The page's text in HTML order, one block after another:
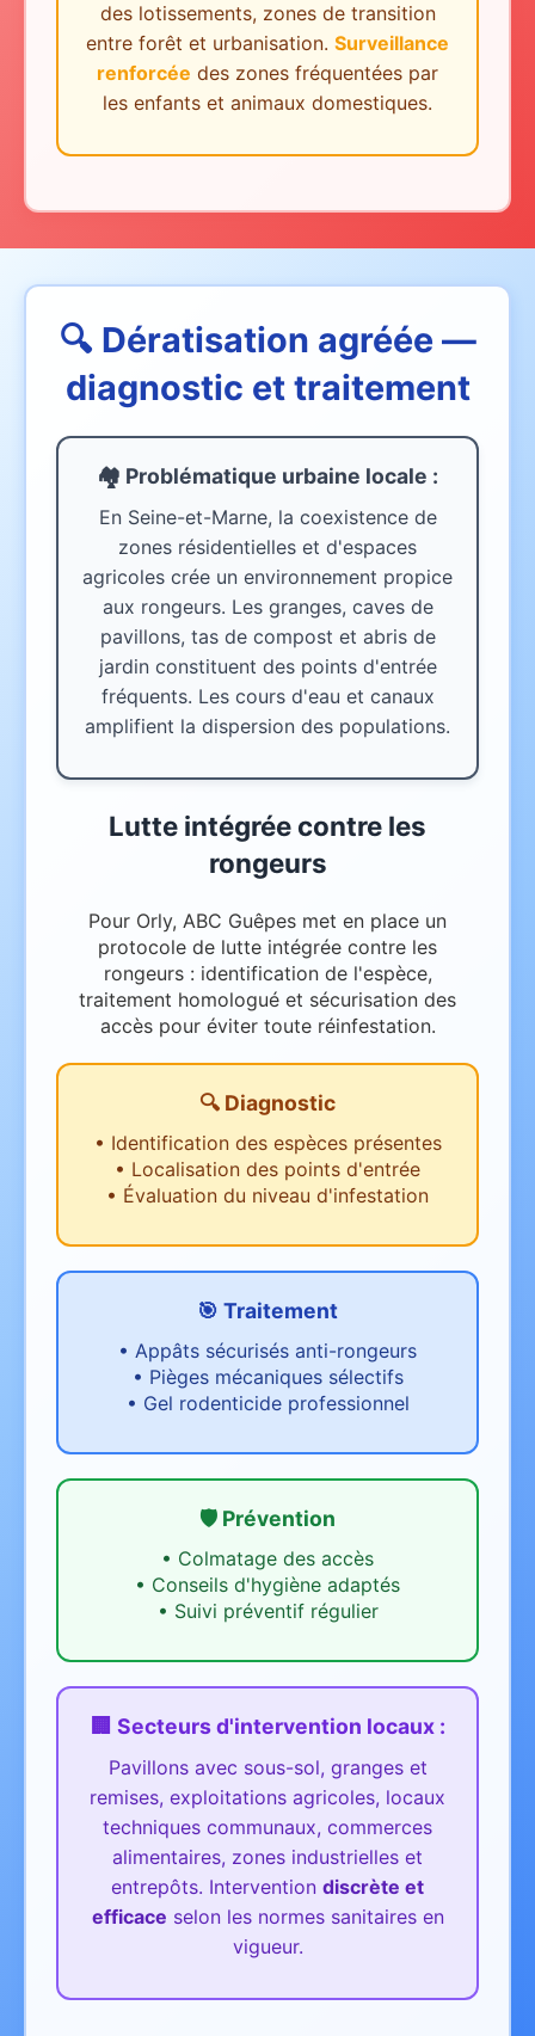
des lotissements, zones de transition
entre forêt et urbanisation. Surveillance
renforcée des zones fréquentées par
les enfants et animaux domestiques.
🔍 Dératisation agréée —
diagnostic et traitement
🏘️ Problématique urbaine locale :
En Seine-et-Marne, la coexistence de
zones résidentielles et d'espaces
agricoles crée un environnement propice
aux rongeurs. Les granges, caves de
pavillons, tas de compost et abris de
jardin constituent des points d'entrée
fréquents. Les cours d'eau et canaux
amplifient la dispersion des populations.
Lutte intégrée contre les
rongeurs
Pour Orly, ABC Guêpes met en place un
protocole de lutte intégrée contre les
rongeurs : identification de l'espèce,
traitement homologué et sécurisation des
accès pour éviter toute réinfestation.
🔍 Diagnostic
• Identification des espèces présentes
• Localisation des points d'entrée
• Évaluation du niveau d'infestation
🎯 Traitement
• Appâts sécurisés anti-rongeurs
• Pièges mécaniques sélectifs
• Gel rodenticide professionnel
🛡️ Prévention
• Colmatage des accès
• Conseils d'hygiène adaptés
• Suivi préventif régulier
🏢 Secteurs d'intervention locaux :
Pavillons avec sous-sol, granges et
remises, exploitations agricoles, locaux
techniques communaux, commerces
alimentaires, zones industrielles et
entrepôts. Intervention discrète et
efficace selon les normes sanitaires en
vigueur.